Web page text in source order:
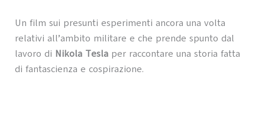
Un film sui presunti esperimenti ancora una volta
relativi all’ambito militare e che prende spunto dal
lavoro di Nikola Teslaper raccontare una storia fatta
di fantascienza e cospirazione.